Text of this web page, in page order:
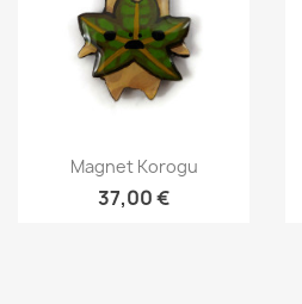
Aperçu rapide
Magnet Korogu
37,00 €